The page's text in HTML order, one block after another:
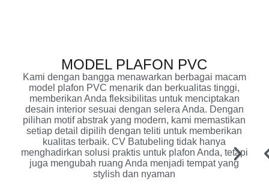
MODEL PLAFON PVC
Kami dengan bangga menawarkan berbagai macam
model plafon PVC menarik dan berkualitas tinggi,
memberikan Anda fleksibilitas untuk menciptakan
desain interior sesuai dengan selera Anda. Dengan
pilihan motif abstrak yang modern, kami memastikan
setiap detail dipilih dengan teliti untuk memberikan
kualitas terbaik. CV Batubeling tidak hanya
menghadirkan solusi praktis untuk plafon Anda, tetapi
juga mengubah ruang Anda menjadi tempat yang
stylish dan nyaman